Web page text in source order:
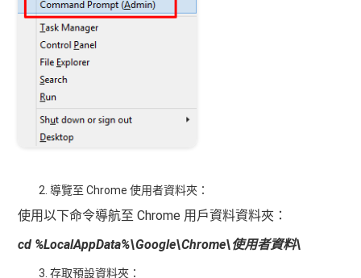
導覽至 Chrome 使用者資料夾：
使用以下命令導航至 Chrome 用戶資料資料夾：
cd %LocalAppData%\Google\Chrome\使用者資料\
存取預設資料夾：